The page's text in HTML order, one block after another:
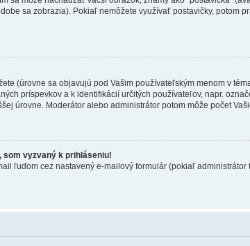
sa zobrazia). Pokiaľ nemôžete využívať postavičky, potom
(úrovne sa objavujú pod Vašim používateľským menom v
príspevkov a k identifikácií určitých používateľov, napr.
úrovne. Moderátor alebo administrátor potom môže počet
som vyzvaný k prihláseniu!
ľuďom cez nastavený e-mailový formulár (pokiaľ